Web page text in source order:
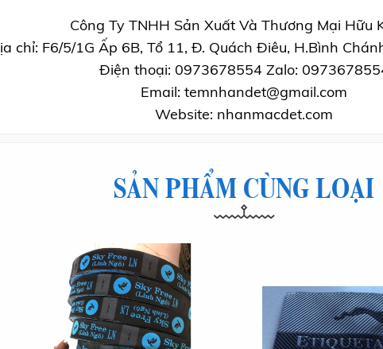
Công Ty TNHH Sản Xuất Và Thương Mại Hữu
chỉ: F6/5/1G Ấp 6B, Tổ 11, Đ. Quách Điêu, H.Bình
Điện thoại: 0973678554 Zalo:
Email: temnhandet@gmail.com
Website: nhanmacdet.com
SẢN PHẨM CÙNG LOẠI